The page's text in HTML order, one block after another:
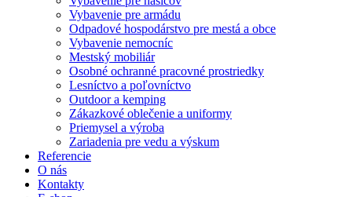
Vybavenie pre armádu
Odpadové hospodárstvo pre mestá a obce
Vybavenie nemocníc
Mestský mobiliár
Osobné ochranné pracovné prostriedky
Lesníctvo a poľovníctvo
Outdoor a kemping
Zákazkové oblečenie a uniformy
Priemysel a výroba
Zariadenia pre vedu a výskum
Referencie
O nás
Kontakty